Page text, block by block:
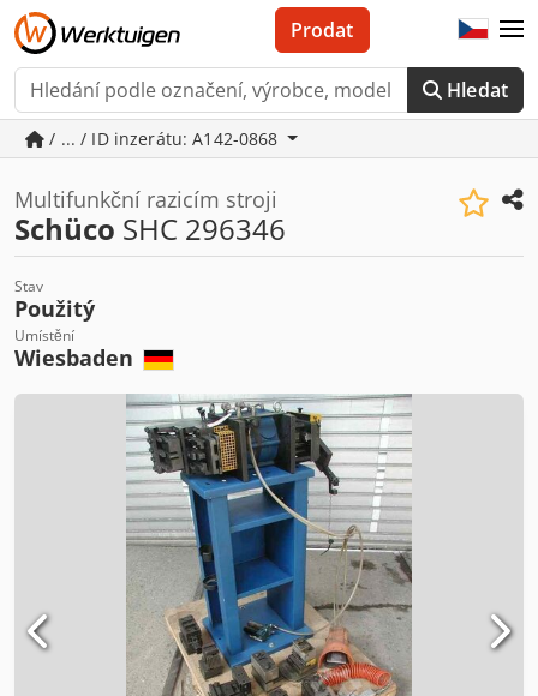
Hledat
Prodat
/ ... / ID inzerátu: A142-0868
Multifunkční razicím stroji
Schüco SHC 296346
Stav
Použitý
Umístění
Wiesbaden